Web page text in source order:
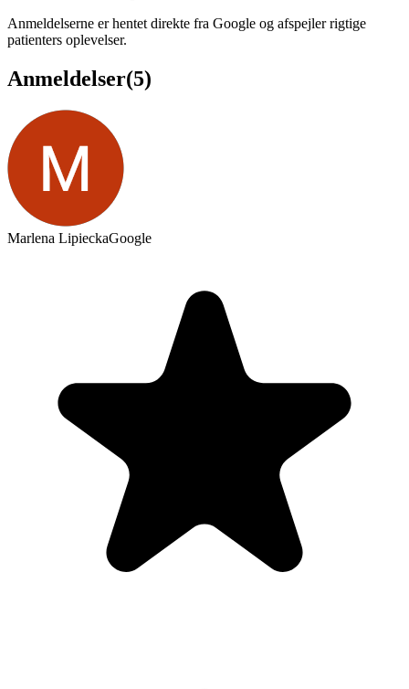
Anmeldelserne er hentet direkte fra Google og afspejler rigtige
patienters oplevelser.
Anmeldelser(5)
Marlena LipieckaGoogle